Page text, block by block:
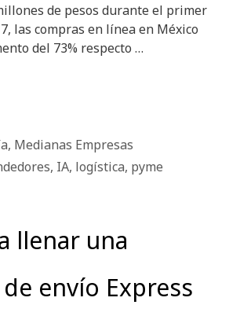
de pesos durante el primer
las compras en línea en México
del 73% respecto …
, Medianas Empresas
, IA, logística, pyme
llenar una
envío Express